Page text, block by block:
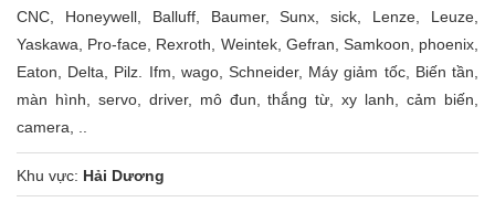
CNC, Honeywell, Balluff, Baumer, Sunx, sick, Lenze, Leuze,
Yaskawa, Pro-face, Rexroth, Weintek, Gefran, Samkoon, phoenix,
Eaton, Delta, Pilz. Ifm, wago, Schneider, Máy giảm tốc, Biến tần,
màn hình, servo, driver, mô đun, thắng từ, xy lanh, cảm biến,
camera, ..
Khu vực: Hải Dương